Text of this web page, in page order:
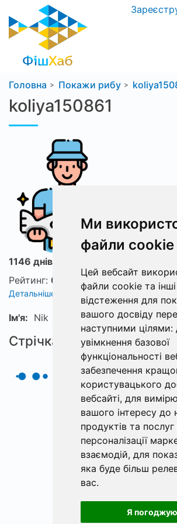
Ми
файли cookie
Цей вебсайт
файли cookie та інші
відстеження для
вашого досвіду
наступними цілями:
увімкнення базової
функціональності
забезпечення
користувацького
вебсайті, для
вашого інтересу до
продуктів та послуг
персоналізації
взаємодій, для
яка буде більш
вас.
Я
Головна Покажи рибу
koliya150861
1146 днів з ФішХаб
Рейтинг: 0
Детальніше про рейтинг
Ім'я: Nik
Стрічка